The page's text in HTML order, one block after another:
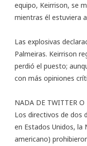
equipo, Keirrison, se
mientras él estuviera
Las explosivas
Palmeiras. Keirrison
perdió el puesto;
con más opiniones
NADA DE TWITTER O
Los directivos de dos
en Estados Unidos, la
americano)